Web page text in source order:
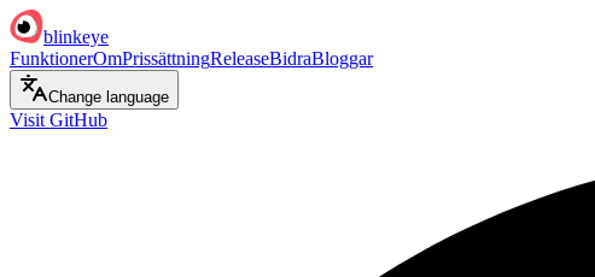
blinkeye
FunktionerOmPrissättningReleaseBidraBloggar
Change language
Visit GitHub